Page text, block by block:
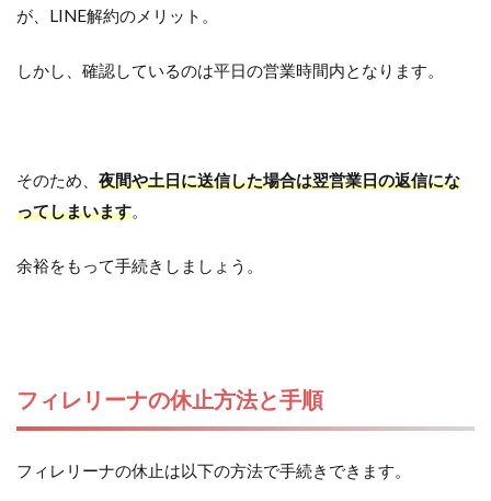
が、LINE解約のメリット。
しかし、確認しているのは平日の営業時間内となります。
そのため、 夜間や土日に送信した場合は翌営業日の返信にな
ってしまいます。
余裕をもって手続きしましょう。
フィレリーナの休止方法と手順
フィレリーナの休止は以下の方法で手続きできます。